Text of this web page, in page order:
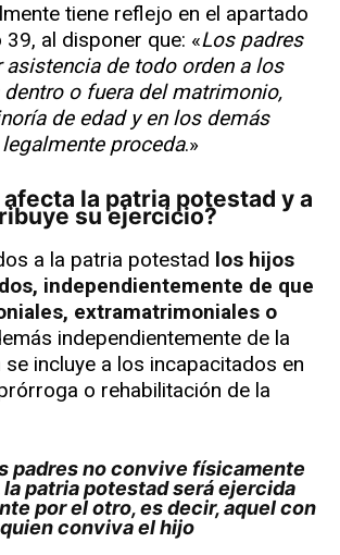
tiene reflejo en el apartado
al disponer que: «Los padres
asistencia de todo orden a los
o fuera del matrimonio,
de edad y en los demás
proceda.»
su ejercicio?
a la patria potestad los hijos
independientemente de que
extramatrimoniales o
independientemente de la
incluye a los incapacitados en
o rehabilitación de la
patria potestad será ejercida
por el otro, es decir, aquel con
quien conviva el hijo